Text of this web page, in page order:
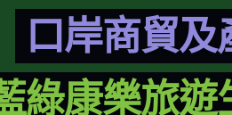
口岸商貿及
綠康樂旅遊